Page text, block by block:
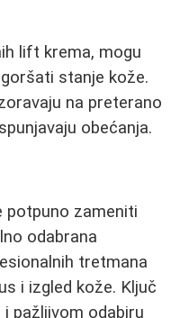
lift krema, mogu
stanje kože.
na preterano
obećanja.
potpuno zameniti
odabrana
tretmana
i izgled kože. Ključ
pažljivom odabiru